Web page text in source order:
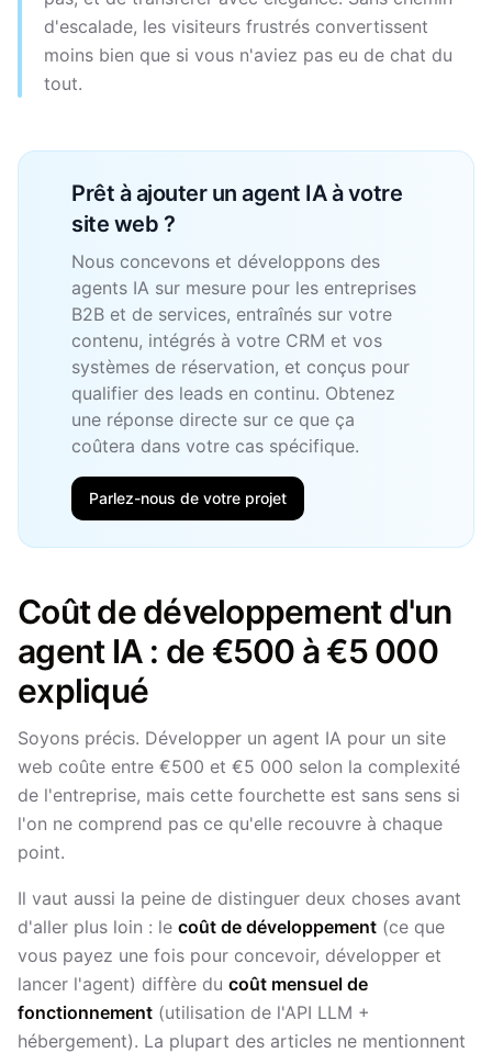
d'escalade, les visiteurs frustrés convertissent
moins bien que si vous n'aviez pas eu de chat du
tout.
Prêt à ajouter un agent IA à votre
site web ?
Nous concevons et développons des
agents IA sur mesure pour les entreprises
B2B et de services, entraînés sur votre
contenu, intégrés à votre CRM et vos
systèmes de réservation, et conçus pour
qualifier des leads en continu. Obtenez
une réponse directe sur ce que ça
coûtera dans votre cas spécifique.
Parlez-nous de votre projet
Coût de développement d'un
agent IA : de €500 à €5 000
expliqué
Soyons précis. Développer un agent IA pour un site
web coûte entre €500 et €5 000 selon la complexité
de l'entreprise, mais cette fourchette est sans sens si
l'on ne comprend pas ce qu'elle recouvre à chaque
point.
Il vaut aussi la peine de distinguer deux choses avant
d'aller plus loin : le coût de développement (ce que
vous payez une fois pour concevoir, développer et
lancer l'agent) diffère du coût mensuel de
fonctionnement (utilisation de l'API LLM +
hébergement). La plupart des articles ne mentionnent